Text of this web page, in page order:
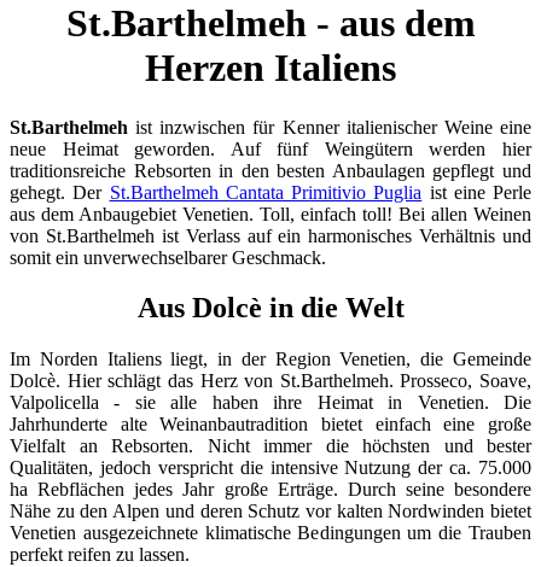
St.Barthelmeh - aus dem
Herzen Italiens
St.Barthelmeh ist inzwischen für Kenner italienischer Weine eine
neue Heimat geworden. Auf fünf Weingütern werden hier
traditionsreiche Rebsorten in den besten Anbaulagen gepflegt und
gehegt. Der St.Barthelmeh Cantata Primitivio Puglia ist eine Perle
aus dem Anbaugebiet Venetien. Toll, einfach toll! Bei allen Weinen
von St.Barthelmeh ist Verlass auf ein harmonisches Verhältnis und
somit ein unverwechselbarer Geschmack.
Aus Dolcè in die Welt
Im Norden Italiens liegt, in der Region Venetien, die Gemeinde
Dolcè. Hier schlägt das Herz von St.Barthelmeh. Prosseco, Soave,
Valpolicella - sie alle haben ihre Heimat in Venetien. Die
Jahrhunderte alte Weinanbautradition bietet einfach eine große
Vielfalt an Rebsorten. Nicht immer die höchsten und bester
Qualitäten, jedoch verspricht die intensive Nutzung der ca. 75.000
ha Rebflächen jedes Jahr große Erträge. Durch seine besondere
Nähe zu den Alpen und deren Schutz vor kalten Nordwinden bietet
Venetien ausgezeichnete klimatische Bedingungen um die Trauben
perfekt reifen zu lassen.